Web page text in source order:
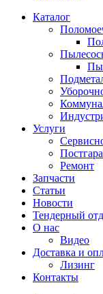
Каталог
Услуги
Ремонт
Запчасти
Статьи
Новости
Тендерный
О нас
Видео
Доставка и
Лизинг
Контакты